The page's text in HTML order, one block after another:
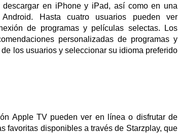
en iPhone y iPad, así como en una
Hasta cuatro usuarios pueden ver
de programas y películas selectas. Los
personalizadas de programas y
los usuarios y seleccionar su idioma preferido
Apple TV pueden ver en línea o disfrutar de
favoritas disponibles a través de Starzplay, que